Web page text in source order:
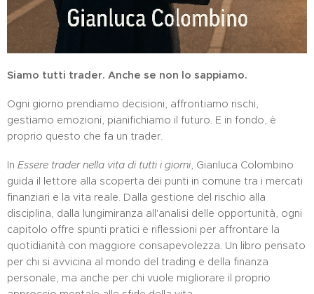
Siamo tutti trader. Anche se non lo sappiamo.
Ogni giorno prendiamo decisioni, affrontiamo rischi,
gestiamo emozioni, pianifichiamo il futuro. E in fondo, è
proprio questo che fa un trader.
In Essere trader nella vita di tutti i giorni , Gianluca Colombino
guida il lettore alla scoperta dei punti in comune tra i mercati
finanziari e la vita reale. Dalla gestione del rischio alla
disciplina, dalla lungimiranza all'analisi delle opportunità, ogni
capitolo offre spunti pratici e riflessioni per affrontare la
quotidianità con maggiore consapevolezza. Un libro pensato
per chi si avvicina al mondo del trading e della finanza
personale, ma anche per chi vuole migliorare il proprio